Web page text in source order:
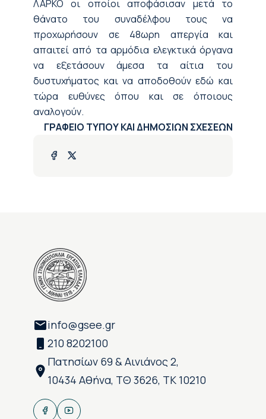
ΛΑΡΚΟ οι οποίοι αποφάσισαν μετά το
θάνατο του συναδέλφου τους να
προχωρήσουν σε 48ωρη απεργία και
απαιτεί από τα αρμόδια ελεγκτικά όργανα
να εξετάσουν άμεσα τα αίτια του
δυστυχήματος και να αποδοθούν εδώ και
τώρα ευθύνες όπου και σε όποιους
αναλογούν.
ΓΡΑΦΕΙΟ ΤΥΠΟΥ ΚΑΙ ΔΗΜΟΣΙΩΝ ΣΧΕΣΕΩΝ
info@gsee.gr
210 8202100
Πατησίων 69 & Αινιάνος 2,
10434 Αθήνα, ΤΘ 3626, ΤΚ 10210